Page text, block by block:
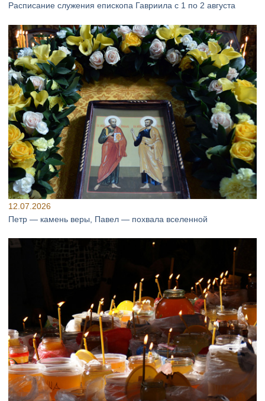
Расписание служения епископа Гавриила с 1 по 2 августа
12.07.2026
Петр — камень веры, Павел — похвала вселенной